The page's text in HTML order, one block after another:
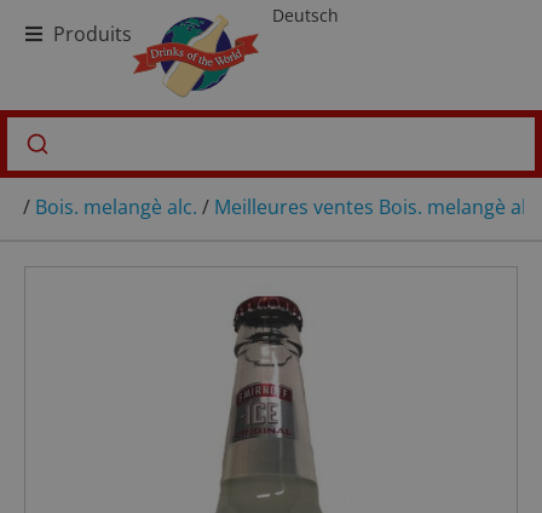
Produits
Deutsch
/ Bois. melangè alc. / Meilleures ventes Bois. melangè alc.